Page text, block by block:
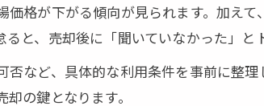
地に登記なし通行権がある場合の対策
通行地役権の不動産売却トラブルを防ぐ
通行地役権が売却に及ぼす影響を知る
価格が下がる傾向が見られます。加え
と、売却後に「聞いていなかった」と
など、具体的な利用条件を事前に整
の鍵となります。